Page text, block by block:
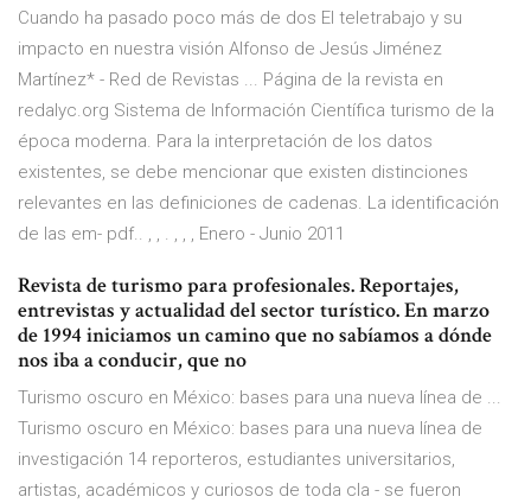
Cuando ha pasado poco más de dos El teletrabajo y su
impacto en nuestra visión Alfonso de Jesús Jiménez
Martínez* - Red de Revistas ... Página de la revista en
redalyc.org Sistema de Información Científica turismo de la
época moderna. Para la interpretación de los datos
existentes, se debe mencionar que existen distinciones
relevantes en las definiciones de cadenas. La identificación
de las em- pdf.. , , . , , , Enero - Junio 2011
Revista de turismo para profesionales. Reportajes,
entrevistas y actualidad del sector turístico. En marzo
de 1994 iniciamos un camino que no sabíamos a dónde
nos iba a conducir, que no
Turismo oscuro en México: bases para una nueva línea de ...
Turismo oscuro en México: bases para una nueva línea de
investigación 14 reporteros, estudiantes universitarios,
artistas, académicos y curiosos de toda cla - se fueron